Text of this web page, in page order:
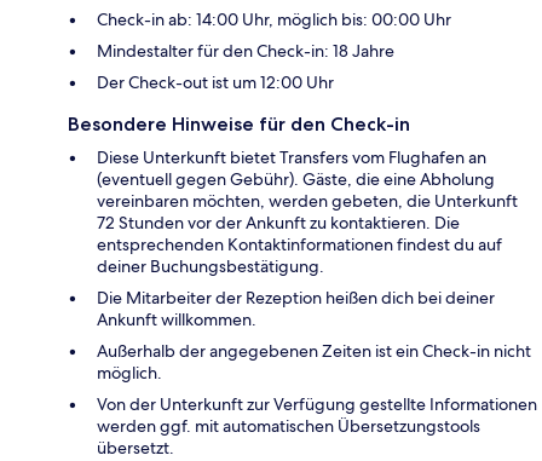
Check-in ab: 14:00 Uhr, möglich bis: 00:00 Uhr
Mindestalter für den Check-in: 18 Jahre
Der Check-out ist um 12:00 Uhr
Besondere Hinweise für den Check-in
Diese Unterkunft bietet Transfers vom Flughafen an
(eventuell gegen Gebühr). Gäste, die eine Abholung
vereinbaren möchten, werden gebeten, die Unterkunft
72 Stunden vor der Ankunft zu kontaktieren. Die
entsprechenden Kontaktinformationen findest du auf
deiner Buchungsbestätigung.
Die Mitarbeiter der Rezeption heißen dich bei deiner
Ankunft willkommen.
Außerhalb der angegebenen Zeiten ist ein Check-in nicht
möglich.
Von der Unterkunft zur Verfügung gestellte Informationen
werden ggf. mit automatischen Übersetzungstools
übersetzt.